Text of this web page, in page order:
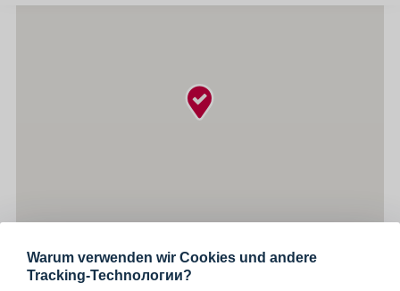
3 - 5 Personen 100 m2
Warum verwenden wir Cookies und andere
Tracking-Technологии?